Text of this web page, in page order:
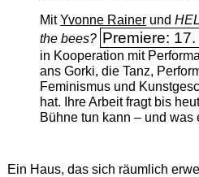
MitYvonne Rainerund
the bees? Premiere:
in Kooperation mit
ans Gorki, die Tanz,
Feminismus und
hat. Ihre Arbeit fragt bis
Bühne tun kann – und was
Ein Haus, das sich räumlich